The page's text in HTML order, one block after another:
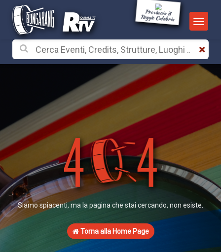
Provincia di
Reggio Calabria
Siamo spiacenti, ma la pagina che stai cercando, non esiste.
Torna alla Home Page